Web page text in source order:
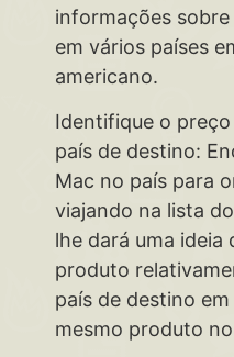
informações
em vários países
americano.
Identifique o
país de destino:
Mac no país para
viajando na lista
lhe dará uma ideia
produto
país de destino
mesmo produto